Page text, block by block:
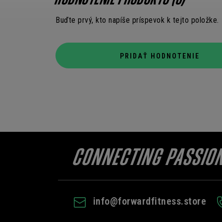
Buďte prvý, kto napíše príspevok k tejto položke.
PRIDAŤ HODNOTENIE
info@forwardfitness.store